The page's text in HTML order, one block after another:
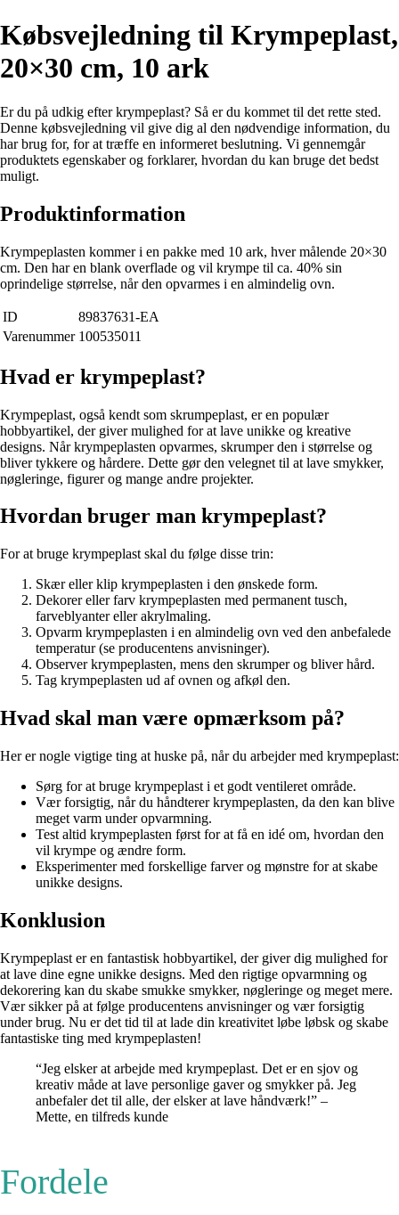
Købsvejledning til Krympeplast,
20×30 cm, 10 ark
Er du på udkig efter krympeplast? Så er du kommet til det rette sted.
Denne købsvejledning vil give dig al den nødvendige information, du
har brug for, for at træffe en informeret beslutning. Vi gennemgår
produktets egenskaber og forklarer, hvordan du kan bruge det bedst
muligt.
Produktinformation
Krympeplasten kommer i en pakke med 10 ark, hver målende 20×30
cm. Den har en blank overflade og vil krympe til ca. 40% sin
oprindelige størrelse, når den opvarmes i en almindelig ovn.
ID
89837631-EA
Varenummer 100535011
Hvad er krympeplast?
Krympeplast, også kendt som skrumpeplast, er en populær
hobbyartikel, der giver mulighed for at lave unikke og kreative
designs. Når krympeplasten opvarmes, skrumper den i størrelse og
bliver tykkere og hårdere. Dette gør den velegnet til at lave smykker,
nøgleringe, figurer og mange andre projekter.
Hvordan bruger man krympeplast?
For at bruge krympeplast skal du følge disse trin:
Skær eller klip krympeplasten i den ønskede form.
Dekorer eller farv krympeplasten med permanent tusch,
farveblyanter eller akrylmaling.
Opvarm krympeplasten i en almindelig ovn ved den anbefalede
temperatur (se producentens anvisninger).
Observer krympeplasten, mens den skrumper og bliver hård.
Tag krympeplasten ud af ovnen og afkøl den.
Hvad skal man være opmærksom på?
Her er nogle vigtige ting at huske på, når du arbejder med krympeplast:
Sørg for at bruge krympeplast i et godt ventileret område.
Vær forsigtig, når du håndterer krympeplasten, da den kan blive
meget varm under opvarmning.
Test altid krympeplasten først for at få en idé om, hvordan den
vil krympe og ændre form.
Eksperimenter med forskellige farver og mønstre for at skabe
unikke designs.
Konklusion
Krympeplast er en fantastisk hobbyartikel, der giver dig mulighed for
at lave dine egne unikke designs. Med den rigtige opvarmning og
dekorering kan du skabe smukke smykker, nøgleringe og meget mere.
Vær sikker på at følge producentens anvisninger og vær forsigtig
under brug. Nu er det tid til at lade din kreativitet løbe løbsk og skabe
fantastiske ting med krympeplasten!
“Jeg elsker at arbejde med krympeplast. Det er en sjov og
kreativ måde at lave personlige gaver og smykker på. Jeg
anbefaler det til alle, der elsker at lave håndværk!” –
Mette, en tilfreds kunde
Fordele